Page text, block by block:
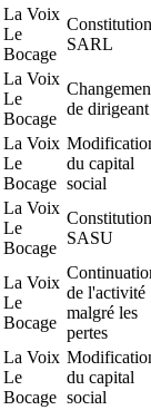
La Voix
Le
Bocage
Constitution
SARL
La Voix
Le
Bocage
de dirigeant
La Voix
Le
Bocage
du capital
social
La Voix
Le
Bocage
Constitution
SASU
La Voix
Le
Bocage
de l'activité
malgré les
pertes
La Voix
Le
Bocage
du capital
social